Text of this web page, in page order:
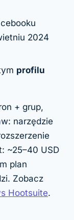
2024
profilu
+ grup,
narzędzie
~25–40 USD
plan
Zobacz
Hootsuite.